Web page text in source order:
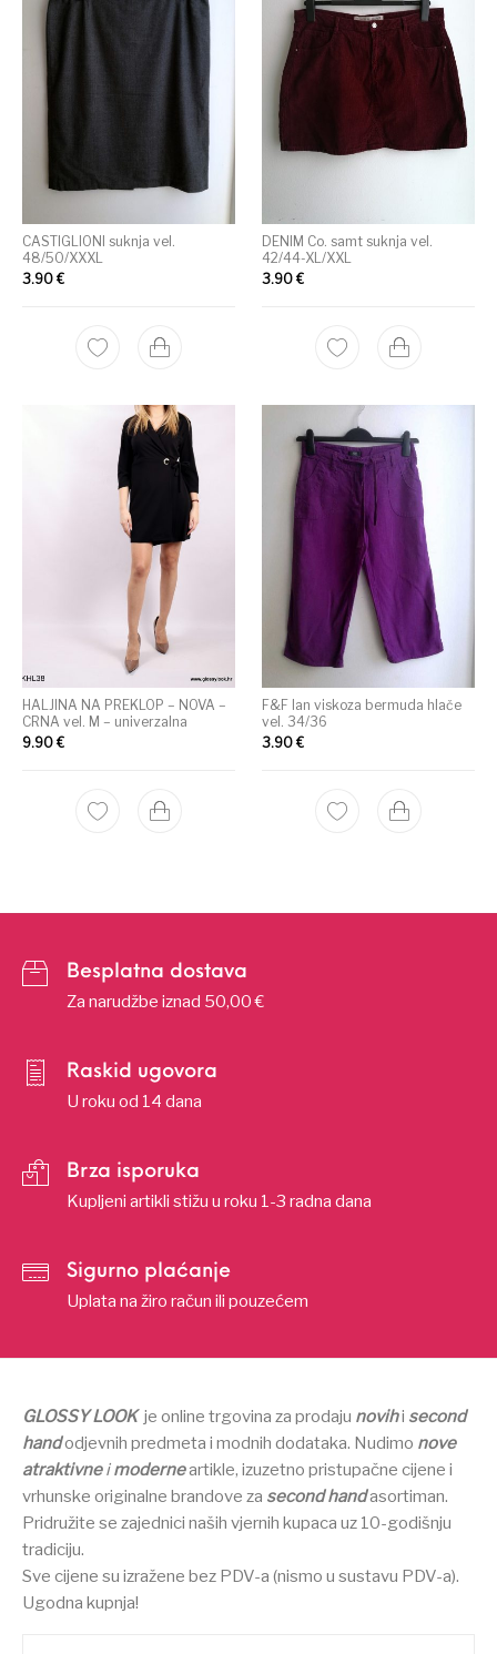
CASTIGLIONI suknja vel.
48/50/XXXL
3.90€
DENIM Co. samt suknja vel.
42/44-XL/XXL
3.90 €
HALJINA NA PREKLOP – NOVA –
CRNA vel. M – univerzalna
9.90€
F&F lan viskoza bermuda hlače
vel. 34/36
3.90 €
Besplatna dostava
Za narudžbe iznad 50,00 €
Raskid ugovora
U roku od 14 dana
Brza isporuka
Kupljeni artikli stižu u roku 1-3 radna dana
Sigurno plaćanje
Uplata na žiro račun ili pouzećem
GLOSSY LOOK je online trgovina za prodaju novihi second
handodjevnih predmeta i modnih dodataka. Nudimo nove
atraktivneimoderneartikle, izuzetno pristupačne cijene i
vrhunske originalne brandove za second handasortiman.
Pridružite se zajednici naših vjernih kupaca uz 10-godišnju
tradiciju.
Sve cijene su izražene bez PDV-a (nismo u sustavu PDV-a).
Ugodna kupnja!